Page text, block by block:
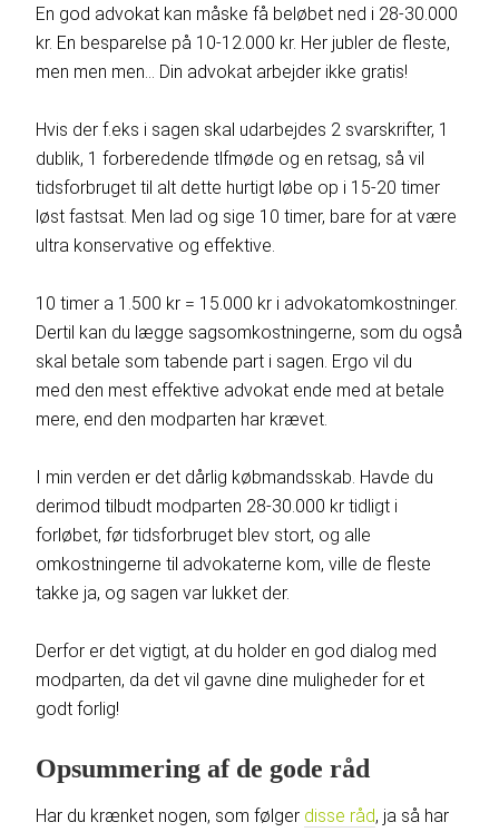
En god advokat kan måske få beløbet ned i 28-30.000
kr. En besparelse på 10-12.000 kr. Her jubler de fleste,
men men men… Din advokat arbejder ikke gratis!
Hvis der f.eks i sagen skal udarbejdes 2 svarskrifter, 1
dublik, 1 forberedende tlfmøde og en retsag, så vil
tidsforbruget til alt dette hurtigt løbe op i 15-20 timer
løst fastsat. Men lad og sige 10 timer, bare for at være
ultra konservative og effektive.
10 timer a 1.500 kr = 15.000 kr i advokatomkostninger.
Dertil kan du lægge sagsomkostningerne, som du også
skal betale som tabende part i sagen. Ergo vil du
med den mest effektive advokat ende med at betale
mere, end den modparten har krævet.
I min verden er det dårlig købmandsskab. Havde du
derimod tilbudt modparten 28-30.000 kr tidligt i
forløbet, før tidsforbruget blev stort, og alle
omkostningerne til advokaterne kom, ville de fleste
takke ja, og sagen var lukket der.
Derfor er det vigtigt, at du holder en god dialog med
modparten, da det vil gavne dine muligheder for et
godt forlig!
Opsummering af de gode råd
Har du krænket nogen, som følger disse råd, ja så har